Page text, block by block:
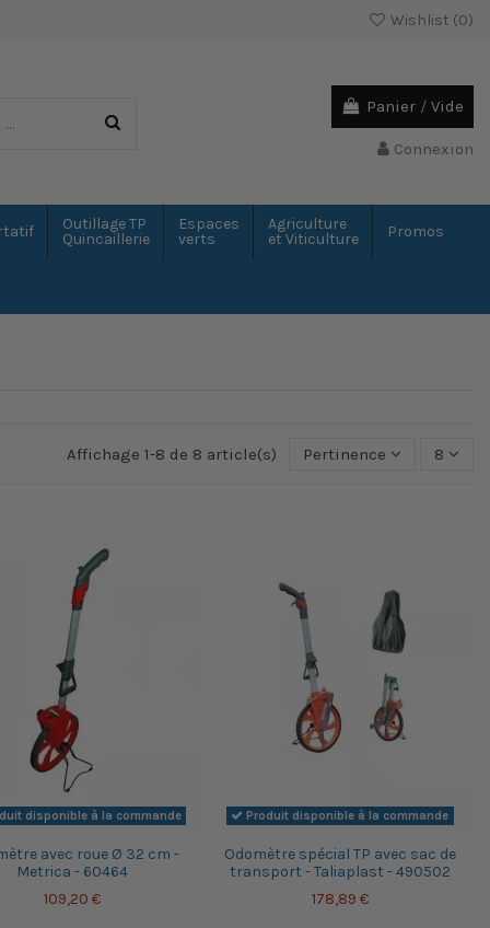
Wishlist (0)
Panier / Vide
Connexion
Outillage TP
Quincaillerie
Espaces
verts
Agriculture
et Viticulture
Promos
Affichage 1-8 de 8 article(s) Pertinence 8
disponible à la commande
avec roue Ø 32 cm -
Metrica - 60464
109,20 €
Produit disponible à la commande
Odomètre spécial TP avec sac de
transport - Taliaplast - 490502
178,89 €